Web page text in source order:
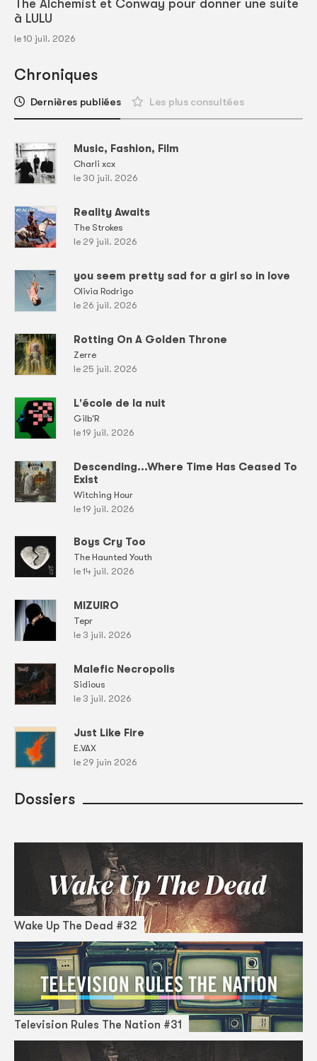
The Alchemist et Conway pour donner une suite
à LULU
le 10 juil. 2026
Chroniques
Dernières publiées Les plus consultées
Music, Fashion, Film
Charli xcx
le 30 juil. 2026
Reality Awaits
The Strokes
le 29 juil. 2026
you seem pretty sad for a girl so in love
Olivia Rodrigo
le 26 juil. 2026
Rotting On A Golden Throne
Zerre
le 25 juil. 2026
L'école de la nuit
Gilb'R
le 19 juil. 2026
Descending...Where Time Has Ceased To
Exist
Witching Hour
le 19 juil. 2026
Boys Cry Too
The Haunted Youth
le 14 juil. 2026
MIZUIRO
Tepr
le 3 juil. 2026
Malefic Necropolis
Sidious
le 3 juil. 2026
Just Like Fire
E.VAX
le 29 juin 2026
Dossiers
Wake Up The Dead #32
Television Rules The Nation #31